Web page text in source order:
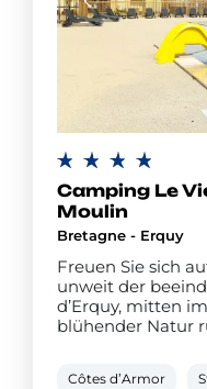
Camping Le
Moulin
Bretagne - Erquy
Freuen Sie sich
unweit der
d’Erquy, mitten
blühender Natur
Côtes d’Armor